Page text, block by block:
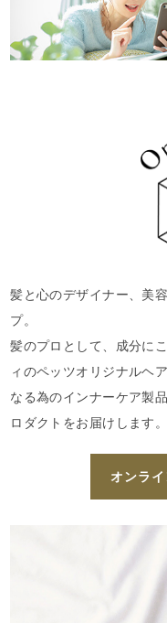
髪と心のデザイナー、美
プ。
髪のプロとして、成分に
ィのペッツオリジナルヘ
なる為のインナーケア製
ロダクトをお届けします。
オンラ